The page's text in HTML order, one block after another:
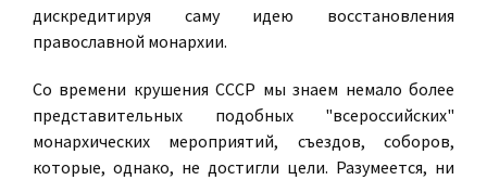
дискредитируя саму идею восстановления
православной монархии.
Со времени крушения СССР мы знаем немало более
представительных подобных "всероссийских"
монархических мероприятий, съездов, соборов,
которые, однако, не достигли цели. Разумеется, ни